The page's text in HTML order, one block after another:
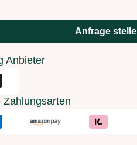
Anfrage
Anbieter
Zahlungsarten